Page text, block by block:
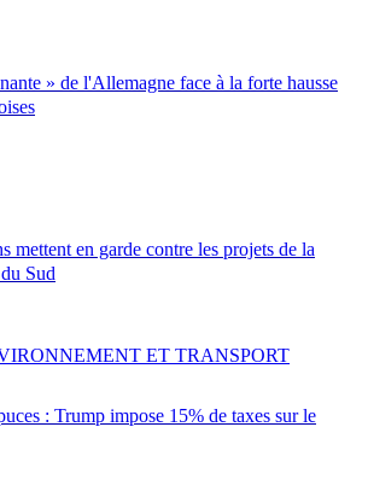
» de l'Allemagne face à la forte hausse
mettent en garde contre les projets de la
Sud
: Trump impose 15% de taxes sur le
ET TRANSPORT